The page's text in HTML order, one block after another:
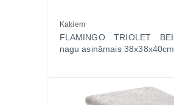
Jā, to viegli notīrīt ar mitru drānu.
Pasūti tagad!
35×25×43,5 cm.
Kaķiem
FLAMINGO TRIOLET
nagu asināmais 38x38x40cm